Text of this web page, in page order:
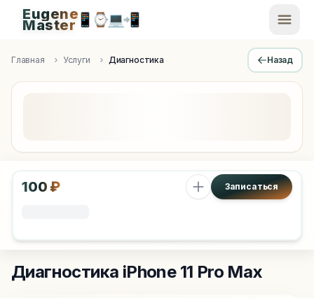
Apple Diagnostics & Engineering Authority in Saint
Eugene
Master📱 ⌚💻📲
Главная Услуги Диагностика Назад
100 ₽ Записаться
Диагностика iPhone 11 Pro Max